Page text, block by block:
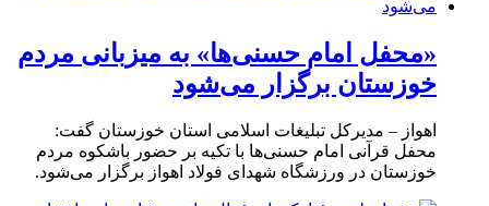
«محفل امام حسنی‌ها» به میزبانی مردم
خوزستان برگزار می‌شود
اهواز – مدیرکل تبلیغات اسلامی استان خوزستان گفت:
محفل قرآنی امام حسنی‌ها با تکیه بر حضور باشکوه مردم
خوزستان در ورزشگاه شهدای فولاد اهواز برگزار می‌شود.